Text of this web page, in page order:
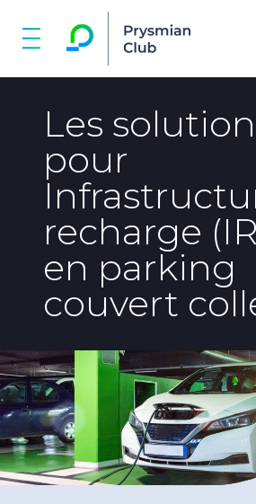
Les
pour
recharge
en parking
couvert